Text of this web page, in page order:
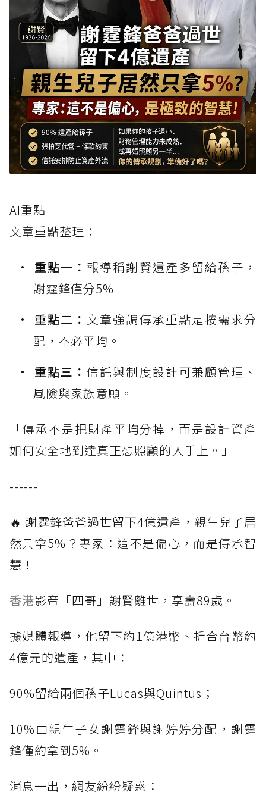
AI重點
文章重點整理：
重點一： 報導稱謝賢遺產多留給孫子，
謝霆鋒僅分5%
重點二： 文章強調傳承重點是按需求分
配，不必平均。
重點三：信託與制度設計可兼顧管理、
風險與家族意願。
「傳承不是把財產平均分掉，而是設計資產
如何安全地到達真正想照顧的人手上。」
------
🔥 謝霆鋒爸爸過世留下4億遺產，親生兒子居
然只拿5%？專家：這不是偏心，而是傳承智
慧！
香港影帝「四哥」謝賢離世，享壽89歲。
據媒體報導，他留下約1億港幣、折合台幣約
4億元的遺產，其中：
90%留給兩個孫子Lucas與Quintus；
10%由親生子女謝霆鋒與謝婷婷分配，謝霆
鋒僅約拿到5%。
消息一出，網友紛紛疑惑：